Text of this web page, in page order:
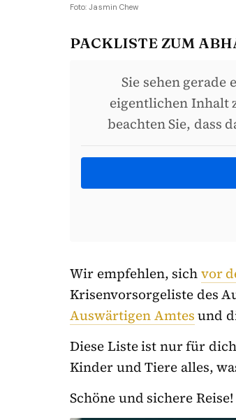
Foto: Jasmin Chew
PACKLISTE ZUM
Sie sehen
eigentlichen Inhalt
beachten Sie, dass
Wir empfehlen, sichvor
Krisenvorsorgeliste des
Auswärtigen Amtesund
Diese Liste ist nur für
Kinder und Tiere alles,
Schöne und sichere Reise!